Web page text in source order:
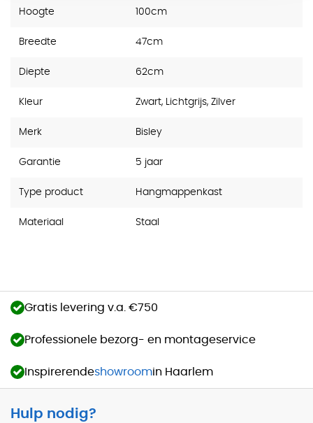
Hoogte 100cm
Breedte 47cm
Diepte 62cm
Kleur Zwart, Lichtgrijs, Zilver
Merk Bisley
Garantie 5 jaar
Type product Hangmappenkast
Materiaal Staal
Gratis levering v.a. €750
Professionele bezorg- en montageservice
Inspirerendeshowroomin Haarlem
Hulp nodig?